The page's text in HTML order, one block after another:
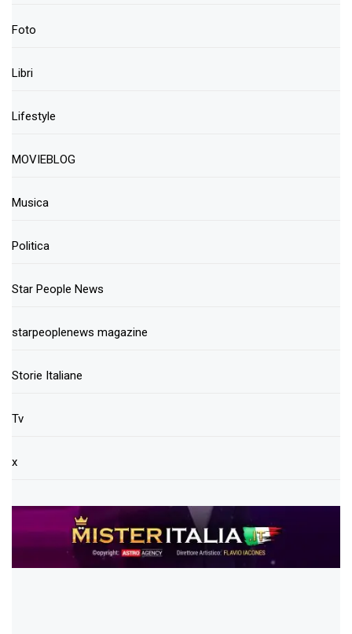
Foto
Libri
Lifestyle
MOVIEBLOG
Musica
Politica
Star People News
starpeoplenews magazine
Storie Italiane
Tv
x